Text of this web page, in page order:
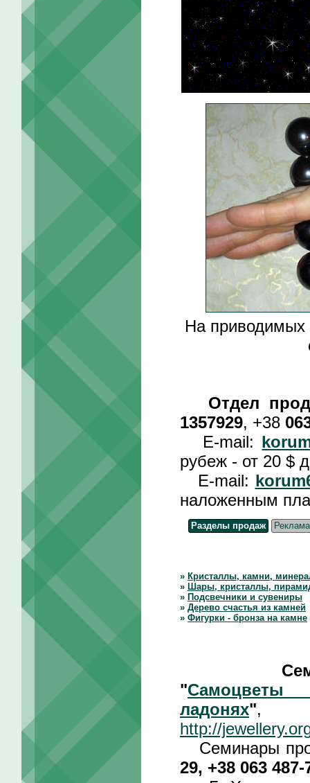
На приводимых
Отдел
1357929, +38
E-mail:
рубеж - от 20 $
E-mail:
наложенным
Разделы продаж Реклама
» Кристаллы, камни,
» Шары, кристаллы,
» Подсвечники и сувениры
» Дерево счастья из камней
» Фигурки - бронза на камне
"
ладонях",
http://
Семинары
29, +38 063 487-